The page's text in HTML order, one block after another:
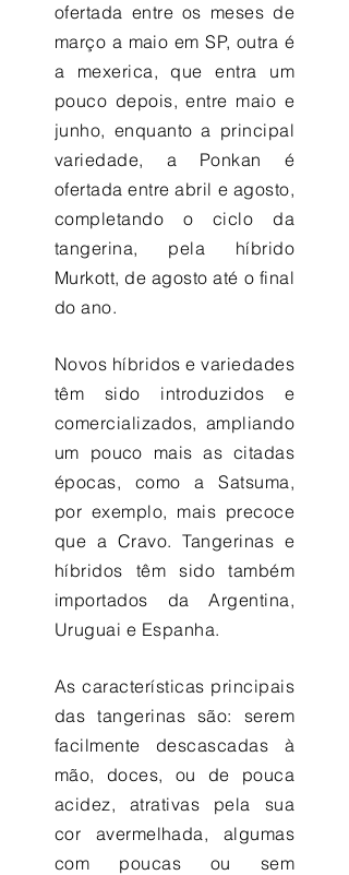
ofertada entre os meses de
março a maio em SP, outra é
a mexerica, que entra um
pouco depois, entre maio e
junho, enquanto a principal
variedade, a Ponkan é
ofertada entre abril e agosto,
completando o ciclo da
tangerina, pela híbrido
Murkott, de agosto até o final
do ano.
Novos híbridos e variedades
têm sido introduzidos e
comercializados, ampliando
um pouco mais as citadas
épocas, como a Satsuma,
por exemplo, mais precoce
que a Cravo. Tangerinas e
híbridos têm sido também
importados da Argentina,
Uruguai e Espanha.
As características principais
das tangerinas são: serem
facilmente descascadas à
mão, doces, ou de pouca
acidez, atrativas pela sua
cor avermelhada, algumas
com poucas ou sem